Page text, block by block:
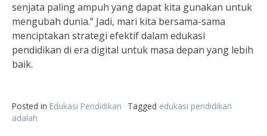
senjata paling ampuh yang dapat kita gunakan untuk
mengubah dunia.” Jadi, mari kita bersama-sama
menciptakan strategi efektif dalam edukasi
pendidikan di era digital untuk masa depan yang lebih
baik.
Posted in Edukasi Pendidikan Tagged edukasi pendidikan
adalah